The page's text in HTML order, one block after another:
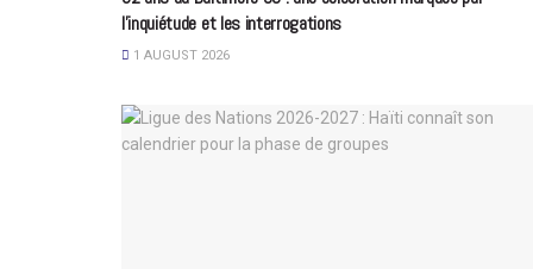
l’inquiétude et les interrogations
1 AUGUST 2026